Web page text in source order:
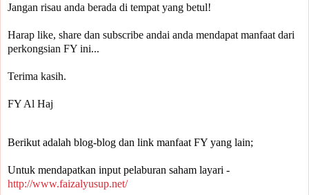
Jangan risau anda berada di tempat yang betul!
Harap like, share dan subscribe andai anda mendapat manfaat dari
perkongsian FY ini...
Terima kasih.
FY Al Haj
Berikut adalah blog-blog dan link manfaat FY yang lain;
Untuk mendapatkan input pelaburan saham layari -
http://www.faizalyusup.net/